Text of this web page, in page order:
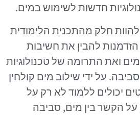
חדשות לשימוש במים.
להוות חלק מהתכנית הלימודית
להבין את חשיבות
ואת התרומה של טכנולוגיות
על ידי שילוב מים קולחין
יכולים ללמוד לא רק על
על הקשר בין מים, סביבה